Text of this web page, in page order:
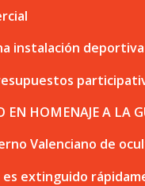
instalación
HOMENAJE A LA
Valenciano de
es extinguido